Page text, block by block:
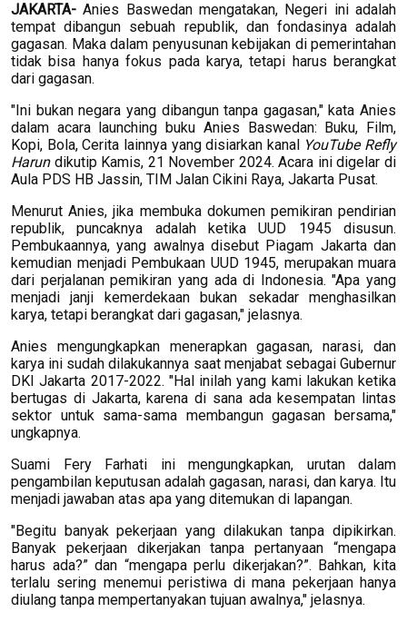
JAKARTA- Anies Baswedan mengatakan, Negeri ini adalah
tempat dibangun sebuah republik, dan fondasinya adalah
gagasan. Maka dalam penyusunan kebijakan di pemerintahan
tidak bisa hanya fokus pada karya, tetapi harus berangkat
dari gagasan.
"Ini bukan negara yang dibangun tanpa gagasan," kata Anies
dalam acara launching buku Anies Baswedan: Buku, Film,
Kopi, Bola, Cerita lainnya yang disiarkan kanal YouTube Refly
Harundikutip Kamis, 21 November 2024. Acara ini digelar di
Aula PDS HB Jassin, TIM Jalan Cikini Raya, Jakarta Pusat.
Menurut Anies, jika membuka dokumen pemikiran pendirian
republik, puncaknya adalah ketika UUD 1945 disusun.
Pembukaannya, yang awalnya disebut Piagam Jakarta dan
kemudian menjadi Pembukaan UUD 1945, merupakan muara
dari perjalanan pemikiran yang ada di Indonesia. "Apa yang
menjadi janji kemerdekaan bukan sekadar menghasilkan
karya, tetapi berangkat dari gagasan," jelasnya.
Anies mengungkapkan menerapkan gagasan, narasi, dan
karya ini sudah dilakukannya saat menjabat sebagai Gubernur
DKI Jakarta 2017-2022. "Hal inilah yang kami lakukan ketika
bertugas di Jakarta, karena di sana ada kesempatan lintas
sektor untuk sama-sama membangun gagasan bersama,"
ungkapnya.
Suami Fery Farhati ini mengungkapkan, urutan dalam
pengambilan keputusan adalah gagasan, narasi, dan karya. Itu
menjadi jawaban atas apa yang ditemukan di lapangan.
"Begitu banyak pekerjaan yang dilakukan tanpa dipikirkan.
Banyak pekerjaan dikerjakan tanpa pertanyaan “mengapa
harus ada?” dan “mengapa perlu dikerjakan?”. Bahkan, kita
terlalu sering menemui peristiwa di mana pekerjaan hanya
diulang tanpa mempertanyakan tujuan awalnya," jelasnya.